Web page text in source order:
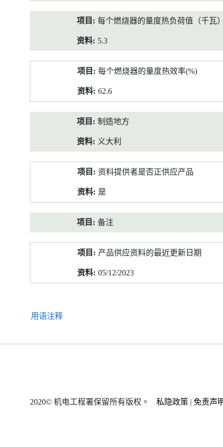
每个燃烧器的量度热负荷值（千瓦
5.3
每个燃烧器的量度热效率(%)
62.6
制造地方
义大利
资料提供者是否正供应产品
是
备注
产品供应资料的最近更新日期
05/12/2023
用语注释
2020© 机电工程署保留所有版权。 私隐政策 | 免责声